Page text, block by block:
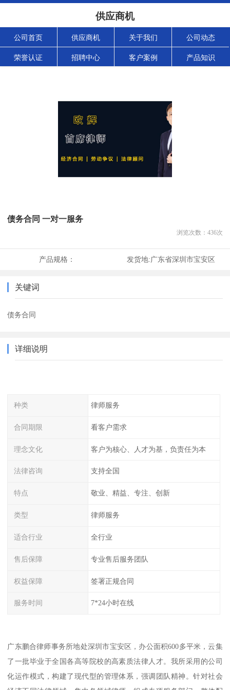
供应商机
公司首页 供应商机 关于我们 公司动态
荣誉认证 招聘中心 客户案例 产品知识
债务合同 一对一服务
浏览次数： 436次
产品规格： 发货地:广东省深圳市宝安区
关键词
债务合同
详细说明
种类 律师服务
合同期限 看客户需求
理念文化 客户为核心、人才为基，负责任为本
法律咨询 支持全国
特点 敬业、精益、专注、创新
类型 律师服务
适合行业 全行业
售后保障 专业售后服务团队
权益保障 签署正规合同
服务时间 7*24小时在线
广东鹏合律师事务所地处深圳市宝安区，办公面积600多平米，云集
了一批毕业于全国各高等院校的高素质法律人才。我所采用的公司
化运作模式，构建了现代型的管理体系，强调团队精神。针对社会